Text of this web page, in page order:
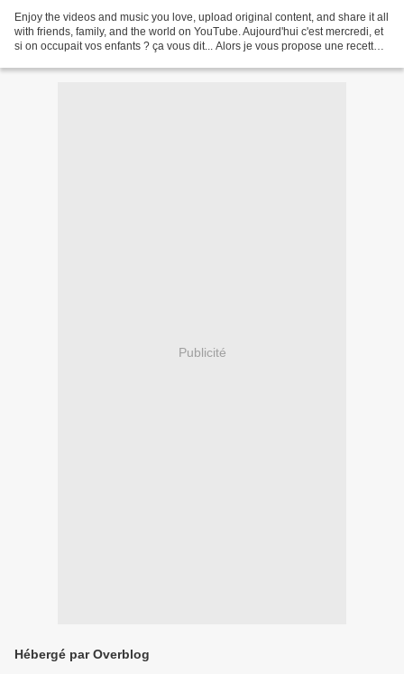
Enjoy the videos and music you love, upload original content, and share it all
with friends, family, and the world on YouTube. Aujourd'hui c'est mercredi, et
si on occupait vos enfants ? ça vous dit... Alors je vous propose une recette à
Publicité
Hébergé par Overblog